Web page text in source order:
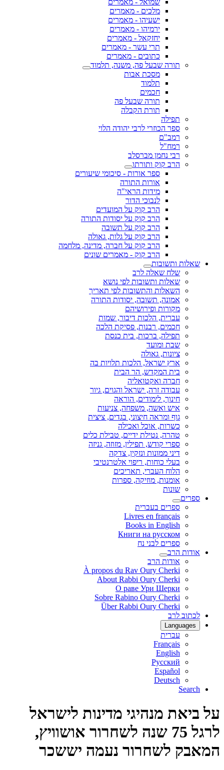
שמואל - מאמרים
מלכים - מאמרים
ישעיהו - מאמרים
ירמיהו - מאמרים
יחזקאל - מאמרים
תרי עשר - מאמרים
כתובים - מאמרים
תורה שבעל פה, משנה, תלמוד
מסכת אבות
תלמוד
חכמים
תורה שבעל פה
תורת הקבלה
תפילה
ספר הכוזרי לרבי יהודה הלוי
רמב"ם
רמח"ל
רבי נחמן מברסלב
הרב קוק ותורתו
ספר אורות - סיכומי שיעורים
אורות התורה
מידות הראי"ה
לנבוכי הדור
הרב קוק על המועדים
הרב קוק על יסודות התורה
הרב קוק על תשובה
הרב קוק על גלות, גאולה
הרב קוק על חברה, מדינה, מלחמה
הרב קוק - מאמרים שונים
שאלות ותשובות
שלח שאלה לרב
שאלות ותשובות לפי נושא
השאלות והתשובות לפי תאריך
אמונה, תשובה, יסודות התורה
מקורות ופירושיהם
עברית, הלכות דיבור, שמות
חכמים, רבנות, פסיקת הלכה
תפילה, ברכות, בית כנסת
שבת ומועד
ציונות, גאולה
ארץ ישראל, הלכות תלויות בה
בית המקדש, הר הבית
חברה ואקטואליה
עבודה זרה, ישראל והגוים, גיור
חינוך, לימודים, הוראה
איש ואשה, משפחה, צניעות
גוף ומראה חיצוני, בגדים, ציצית
כשרות, אוכל ואכילה
טהרה, נטילת ידיים, טבילת כלים
ספרי קודש, תפילין, מזוזה, גניזה
דיני ממונות ונזקין, צדקה
בעלי כוחות, ריפוי אלטרנטיבי
הלוח העברי, תאריכים
אומנות, מוזיקה, ספרות
שונות
ספרים
ספרים בעברית
Livres en français
Books in English
Книги на русском
ספרים לבני נח
אודות הרב
אודות הרב
À propos du Rav Oury Cherki
About Rabbi Oury Cherki
О раве Ури Шерки
Sobre Rabino Oury Cherki
Über Rabbi Oury Cherki
לכתוב לרב
Languages
עברית
Français
English
Русский
Español
Deutsch
Search
על ביאת מנהיגי מדינות לישראל
לרגל 75 שנה לשחרור אושוויץ,
המאבק לשחרור נעמה יששכר